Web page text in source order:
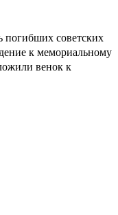
погибших советских
к мемориальному
венок к